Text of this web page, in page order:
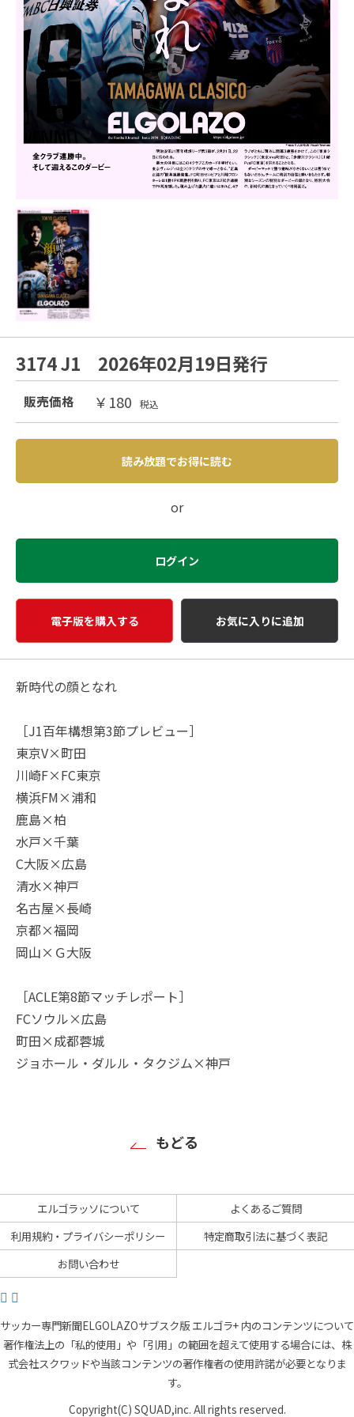
3174 J1 2026年02月19日発行
販売価格 ￥180 税込
読み放題でお得に読む
or
ログイン
電子版を購入する お気に入りに追加
新時代の顔となれ
［J1百年構想第3節プレビュー］
東京V×町田
川崎F×FC東京
横浜FM×浦和
鹿島×柏
水戸×千葉
C大阪×広島
清水×神戸
名古屋×長崎
京都×福岡
岡山×Ｇ大阪
［ACLE第8節マッチレポート］
FCソウル×広島
町田×成都蓉城
ジョホール・ダルル・タクジム×神戸
もどる
エルゴラッソについて
よくあるご質問
利用規約・プライバシーポリシー
特定商取引法に基づく表記
お問い合わせ
サッカー専門新聞ELGOLAZOサブスク版 エルゴラ+ 内のコンテンツについて
著作権法上の「私的使用」や「引用」の範囲を超えて使用する場合には、株
式会社スクワッドや当該コンテンツの著作権者の使用許諾が必要となりま
す。
Copyright(C) SQUAD,inc. All rights reserved.